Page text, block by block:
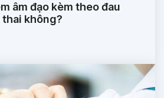
âm đạo kèm theo đau
không?